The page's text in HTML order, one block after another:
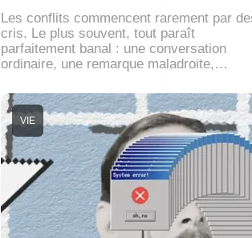
Les conflits commencent rarement par
cris. Le plus souvent, tout paraît
parfaitement banal : une conversation
ordinaire, une remarque maladroite,…
VIE